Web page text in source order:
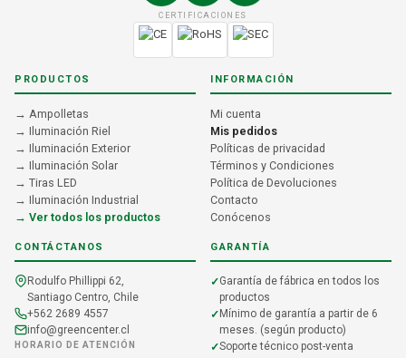
CERTIFICACIONES
PRODUCTOS
→ Ampolletas
→ Iluminación Riel
→ Iluminación Exterior
→ Iluminación Solar
→ Tiras LED
→ Iluminación Industrial
→ Ver todos los productos
INFORMACIÓN
Mi cuenta
Mis pedidos
Políticas de privacidad
Términos y Condiciones
Política de Devoluciones
Contacto
Conócenos
CONTÁCTANOS
Rodulfo Phillippi 62,
Santiago Centro, Chile
+562 2689 4557
info@greencenter.cl
HORARIO DE ATENCIÓN
GARANTÍA
Garantía de fábrica en todos los
productos
Mínimo de garantía a partir de 6
meses. (según producto)
Soporte técnico post-venta